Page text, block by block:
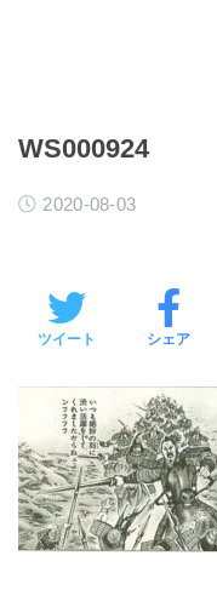
WS000924
2020-08-03
ツイート シェア